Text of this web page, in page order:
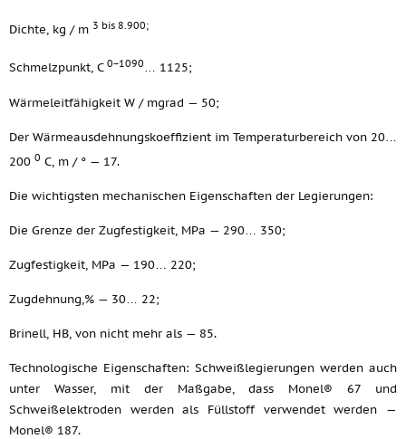
Dichte, kg / m 3 bis 8.900;
Schmelzpunkt, C 0−1090… 1125;
Wärmeleitfähigkeit W / mgrad — 50;
Der Wärmeausdehnungskoeffizient im Temperaturbereich von 20…
200 0 C, m / ° — 17.
Die wichtigsten mechanischen Eigenschaften der Legierungen:
Die Grenze der Zugfestigkeit, MPa — 290… 350;
Zugfestigkeit, MPa — 190… 220;
Zugdehnung,% — 30… 22;
Brinell, HB, von nicht mehr als — 85.
Technologische Eigenschaften: Schweißlegierungen werden auch
unter Wasser, mit der Maßgabe, dass Monel® 67 und
Schweißelektroden werden als Füllstoff verwendet werden —
Monel® 187.